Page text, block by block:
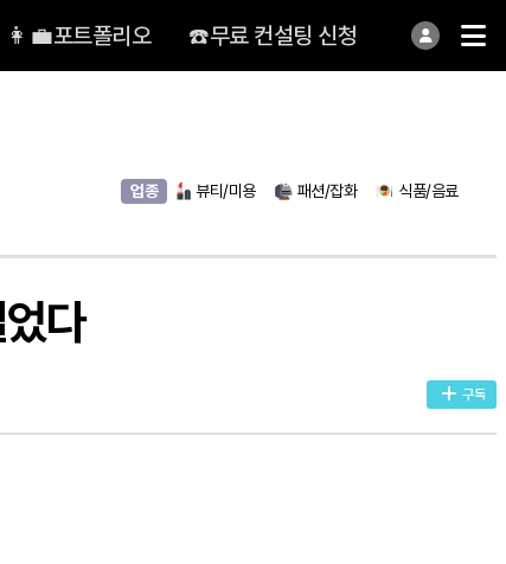
👩‍💼포트폴리오 ☎️무료 컨설팅 신청
업종 뷰티/미용 패션/잡화 식품/음료
다
구독